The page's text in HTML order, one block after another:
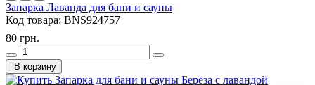
Запарка Лаванда для бани и сауны
Код товара: BNS924757
80 грн.
В корзину